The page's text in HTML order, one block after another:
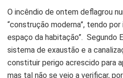
O incêndio de ontem deflagrou
“construção moderna”, tendo
espaço da habitação”. Segundo
sistema de exaustão e a
constituir perigo acrescido para
mas tal não se veio a verificar,